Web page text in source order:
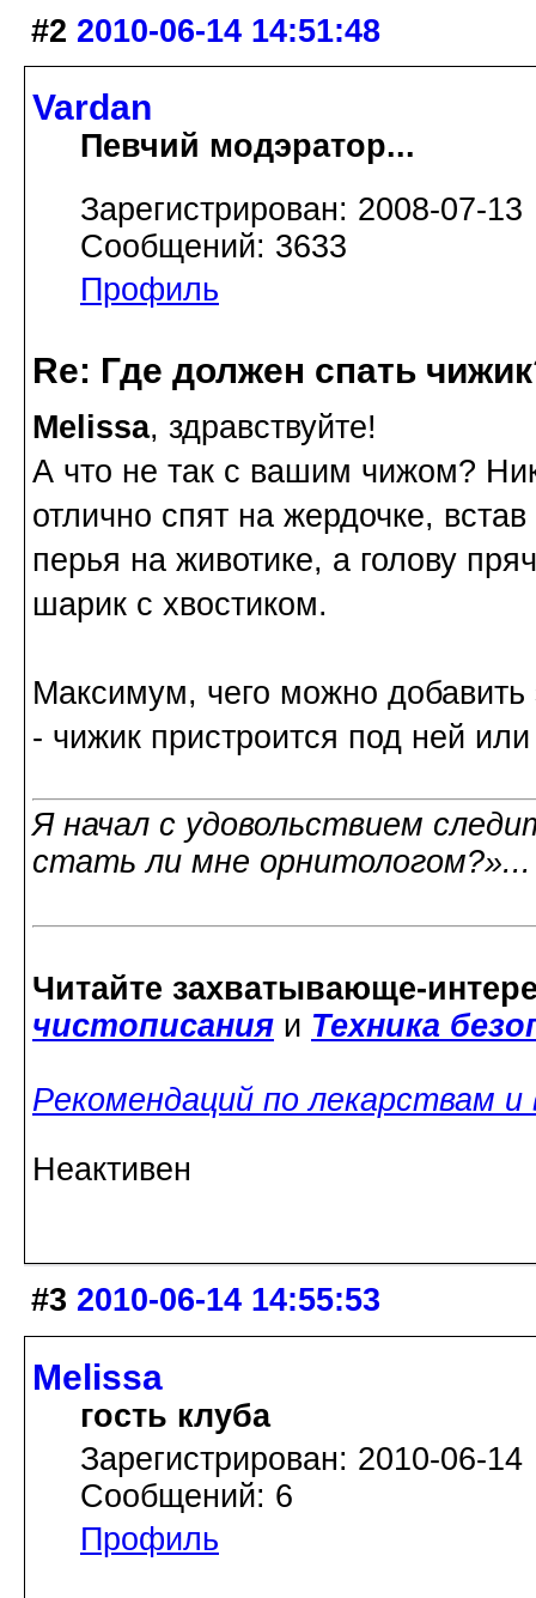
#2 2010-06-14 14:51:48
Vardan
Певчий модэратор...
Зарегистрирован: 2008-07-13
Сообщений: 3633
Профиль
Re: Где должен спать
Melissa, здравствуйте!
А что не так с вашим чижом?
отлично спят на жердочке,
перья на животике, а голову
шарик с хвостиком.
Максимум, чего можно
- чижик пристроится под ней
Я начал с удовольствием
стать ли мне
Читайте захватывающе-
чистописания и Техника
Рекомендаций по лекарствам
Неактивен
#3 2010-06-14 14:55:53
Melissa
гость клуба
Зарегистрирован: 2010-06-14
Сообщений: 6
Профиль